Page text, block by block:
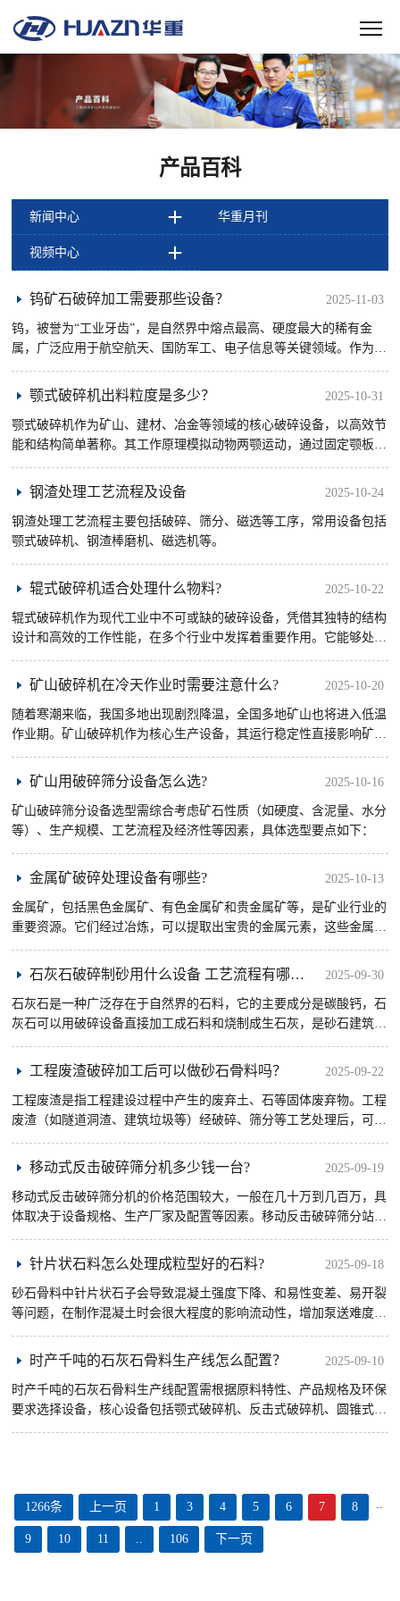
产品百科
新闻中心 华重月刊
视频中心
2025-11-03
钨矿石破碎加工需要那些设备？
钨，被誉为“工业牙齿”，是自然界中熔点最高、硬度最大的稀有金
属，广泛应用于航空航天、国防军工、电子信息等关键领域。作为我
国战略资源，钨矿石的高效加工对保障产业链安全至关重要。钨矿石
破 ......
2025-10-31
颚式破碎机出料粒度是多少？
颚式破碎机作为矿山、建材、冶金等领域的核心破碎设备，以高效节
能和结构简单著称。其工作原理模拟动物两颚运动，通过固定颚板与
活动颚板的周期性挤压实现物料破碎，适用于各种硬度的物料。
2025-10-24
钢渣处理工艺流程及设备
钢渣处理工艺流程主要包括破碎、筛分、磁选等工序，常用设备包括
颚式破碎机、钢渣棒磨机、磁选机等。
2025-10-22
辊式破碎机适合处理什么物料?
辊式破碎机作为现代工业中不可或缺的破碎设备，凭借其独特的结构
设计和高效的工作性能，在多个行业中发挥着重要作用。它能够处理
多种类型的物料，满足不同生产需求，尤其在中等硬度脆性物料的破
碎 ......
2025-10-20
矿山破碎机在冷天作业时需要注意什么?
随着寒潮来临，我国多地出现剧烈降温，全国多地矿山也将进入低温
作业期。矿山破碎机作为核心生产设备，其运行稳定性直接影响矿山
效益与安全。数据显示，矿山破碎机在低温环境下设备故障率会上
升， ......
2025-10-16
矿山用破碎筛分设备怎么选?
矿山破碎筛分设备选型需综合考虑矿石性质（如硬度、含泥量、水分
等）、生产规模、工艺流程及经济性等因素，具体选型要点如下：
2025-10-13
金属矿破碎处理设备有哪些?
金属矿，包括黑色金属矿、有色金属矿和贵金属矿等，是矿业行业的
重要资源。它们经过冶炼，可以提取出宝贵的金属元素，这些金属对
于现代工业、电子、交通等各行各业都至关重要。金属矿石性质复
杂， ......
2025-09-30
石灰石破碎制砂用什么设备 工艺流程有哪些？
石灰石是一种广泛存在于自然界的石料，它的主要成分是碳酸钙，石
灰石可以用破碎设备直接加工成石料和烧制成生石灰，是砂石建筑骨
料里面常见的砂石料之一。石灰石破碎制砂需根据生产规模、成品要
求 ......
2025-09-22
工程废渣破碎加工后可以做砂石骨料吗？
工程废渣是指工程建设过程中产生的废弃土、石等固体废弃物。工程
废渣（如隧道洞渣、建筑垃圾等）经破碎、筛分等工艺处理后，可生
成符合标准的砂石骨料。这类骨料常用于铺路路面硬化、回填工程等
对 ......
2025-09-19
移动式反击破碎筛分机多少钱一台?
移动式反击破碎筛分机的价格范围较大，一般在几十万到几百万，具
体取决于设备规格、生产厂家及配置等因素。移动反击破碎筛分站分
为两种类型，一种是轮胎式移动反击破碎机，一种是履带式移动反击
破碎机。
2025-09-18
针片状石料怎么处理成粒型好的石料?
砂石骨料中针片状石子会导致混凝土强度下降、和易性变差、易开裂
等问题，在制作混凝土时会很大程度的影响流动性，增加泵送难度。
因此，需通过设备优化（如更换圆锥破碎机）、工艺调整（如增加整
形 ......
2025-09-10
时产千吨的石灰石骨料生产线怎么配置？
时产千吨的石灰石骨料生产线配置需根据原料特性、产品规格及环保
要求选择设备，核心设备包括颚式破碎机、反击式破碎机、圆锥式破
碎机、立式冲击制砂机、圆振动筛等，并配套洗砂系统和粉尘控制装
1266条 上一页 1 ..
3 4 5 6 7 8
9 10 11 .. 106 下一页